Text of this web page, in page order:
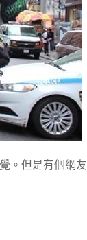
。但是有個網友